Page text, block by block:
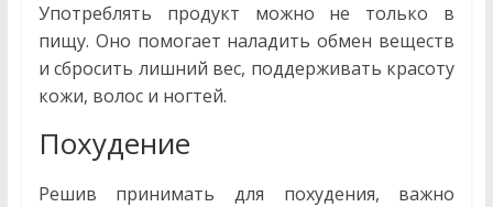
Употреблять продукт можно не только в
пищу. Оно помогает наладить обмен веществ
и сбросить лишний вес, поддерживать красоту
кожи, волос и ногтей.
Похудение
Решив принимать для похудения, важно